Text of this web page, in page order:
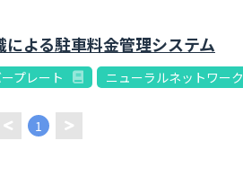
による駐車料金管理システム
プレート ニューラルネットワーク
1